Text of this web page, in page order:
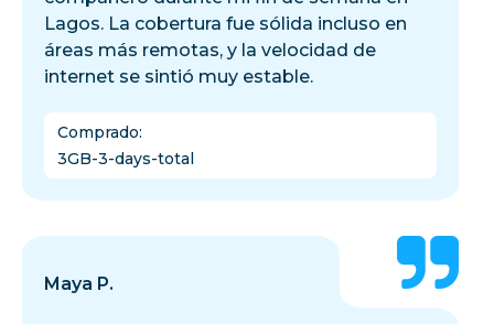
Lagos. La cobertura fue sólida incluso en
áreas más remotas, y la velocidad de
internet se sintió muy estable.
Comprado:
3GB-3-days-total
Maya P.